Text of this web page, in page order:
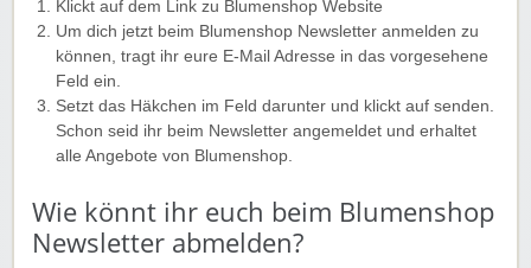
Klickt auf dem Link zu Blumenshop Website
Um dich jetzt beim Blumenshop Newsletter anmelden zu
können, tragt ihr eure E-Mail Adresse in das vorgesehene
Feld ein.
Setzt das Häkchen im Feld darunter und klickt auf senden.
Schon seid ihr beim Newsletter angemeldet und erhaltet
alle Angebote von Blumenshop.
Wie könnt ihr euch beim Blumenshop
Newsletter abmelden?